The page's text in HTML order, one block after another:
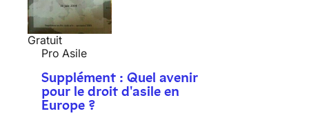
Gratuit
Pro Asile
Supplément : Quel avenir
pour le droit d'asile en
Europe ?